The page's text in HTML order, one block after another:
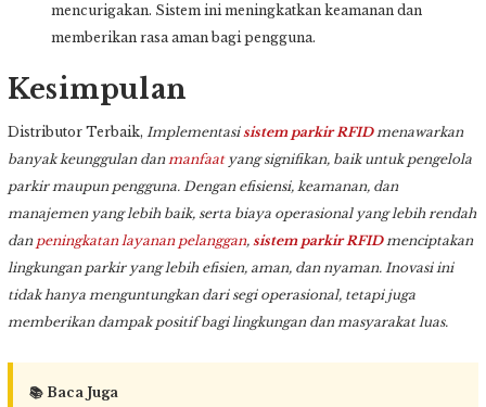
mencurigakan. Sistem ini meningkatkan keamanan dan
memberikan rasa aman bagi pengguna.
Kesimpulan
Distributor Terbaik, Implementasi sistem parkir RFIDmenawarkan
banyak keunggulan dan manfaatyang signifikan, baik untuk pengelola
parkir maupun pengguna. Dengan efisiensi, keamanan, dan
manajemen yang lebih baik, serta biaya operasional yang lebih rendah
danpeningkatan layanan pelanggan, sistem parkir RFIDmenciptakan
lingkungan parkir yang lebih efisien, aman, dan nyaman. Inovasi ini
tidak hanya menguntungkan dari segi operasional, tetapi juga
memberikan dampak positif bagi lingkungan dan masyarakat luas.
📚 Baca Juga